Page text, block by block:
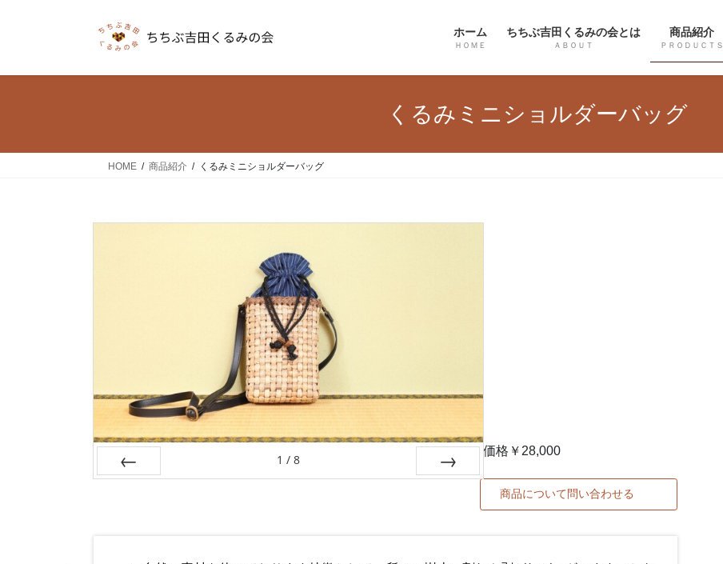
ホーム
ＨＯＭＥ
ちちぶ吉田くるみの会とは
ＡＢＯＵＴ
商品紹介
ＰＲＯＤＵＣＴＳ
くるみミニショルダーバッグ
HOME 商品紹介 くるみミニショルダーバッグ
1 / 8
価格￥28,000
商品について問い合わせる